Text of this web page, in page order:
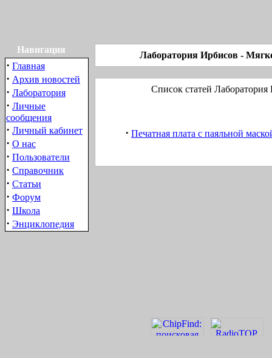
Навигация
· Главная
· Архив новостей
· Лаборатория
· Личные
сообщения
· Личный кабинет
· О нас
· Пользователи
· Справочник
· Статьи
· Форум
· Школа
· Энциклопедия
Лаборатория Ирбиcов -
Список статей
· Печатная плата с паяльной